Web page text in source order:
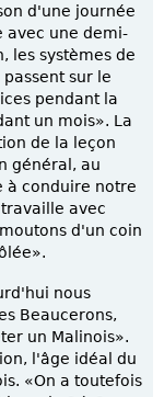
d'une journée
avec une demi-
les systèmes de
sur le
pendant la
un mois». La
de la leçon
général, au
à conduire notre
avec
d'un coin
nous
Beaucerons,
un Malinois».
l'âge idéal du
«On a toutefois